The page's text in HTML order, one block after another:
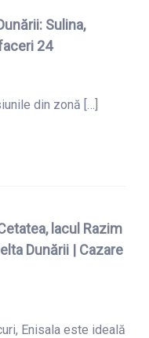
Sulina,
24
din zonă […]
lacul Razim
Dunării | Cazare
Enisala este ideală